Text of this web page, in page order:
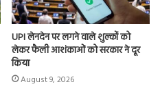
UPI लेनदेन पर लगने वाले शुल्कों को
लेकर फैली आशंकाओं को सरकार ने दूर
किया
August 9, 2026